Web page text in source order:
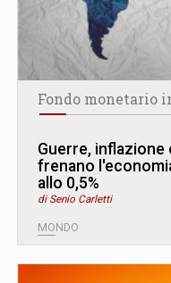
Fondo monetario
Guerre,
frenano
allo 0,5%
di Senio Carletti
MONDO